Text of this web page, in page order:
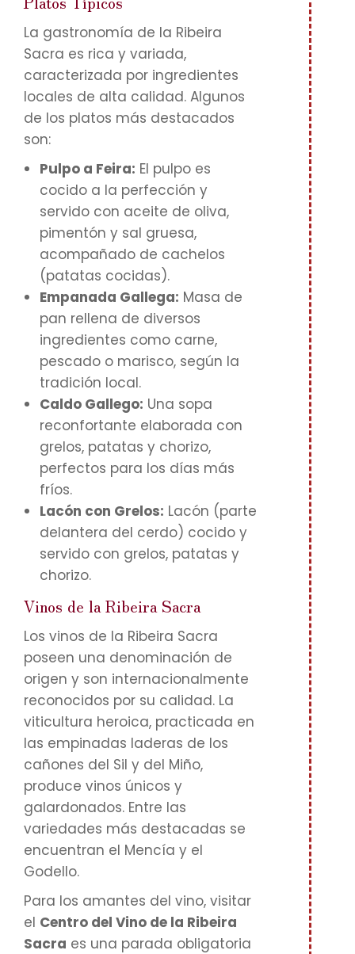
La gastronomía de la Ribeira
Sacra es rica y variada,
caracterizada por ingredientes
locales de alta calidad. Algunos
de los platos más destacados
son:
Pulpo a Feira: El pulpo es
cocido a la perfección y
servido con aceite de oliva,
pimentón y sal gruesa,
acompañado de cachelos
(patatas cocidas).
Empanada Gallega: Masa de
pan rellena de diversos
ingredientes como carne,
pescado o marisco, según la
tradición local.
Caldo Gallego: Una sopa
reconfortante elaborada con
grelos, patatas y chorizo,
perfectos para los días más
fríos.
Lacón con Grelos: Lacón (parte
delantera del cerdo) cocido y
servido con grelos, patatas y
chorizo.
Vinos de la Ribeira Sacra
Los vinos de la Ribeira Sacra
poseen una denominación de
origen y son internacionalmente
reconocidos por su calidad. La
viticultura heroica, practicada en
las empinadas laderas de los
cañones del Sil y del Miño,
produce vinos únicos y
galardonados. Entre las
variedades más destacadas se
encuentran el Mencía y el
Godello.
Para los amantes del vino, visitar
el Centro del Vino de la Ribeira
Sacra es una parada obligatoria